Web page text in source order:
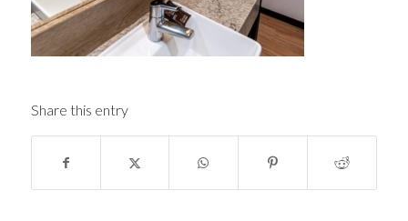
Share this entry